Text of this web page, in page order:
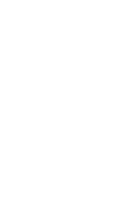
賃貸
【ご入
【ご入居要件あ